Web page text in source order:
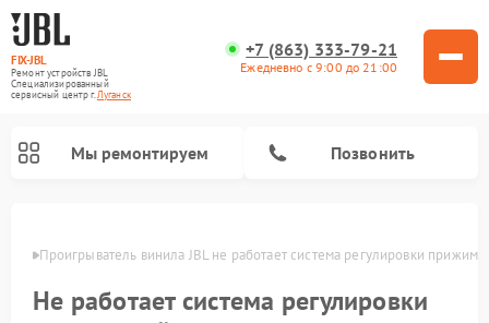
FIX-JBL
Ремонт устройств JBL
Специализированный
cервисный центр г.Луганск
+7 (863) 333-79-21
Ежедневно с 9:00 до 21:00
Мы ремонтируем Позвонить
Проигрыватель винила JBL не работает система регулировки
Не работает система регулировки